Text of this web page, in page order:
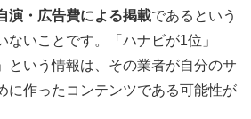
演・広告費による掲載であるという
ないことです。「ハナビが1位」
という情報は、その業者が自分のサ
に作ったコンテンツである可能性が